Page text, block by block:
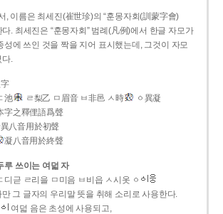
, 이름은 최세진(崔世珍)의 “훈몽자회(訓蒙字會)
. 최세진은 “훈몽자회” 범례(凡例)에서 한글 자모가
성에 쓰인 것을 짝을 지어 표시했는데, 그것이 자모
다.
池
ㄹ梨乙 ㅁ眉音 ㅂ非邑 ㅅ時
ㆁ異凝
字之釋俚語爲聲
八音用於初聲
凝八音用於終聲
루 쓰이는 여덟 자
디귿 ㄹ리을 ㅁ미음 ㅂ비읍 ㅅ시옷 ㆁ
만 그 글자의 우리말 뜻을 취해 소리로 사용한다.
여덟 음은 초성에 사용되고,